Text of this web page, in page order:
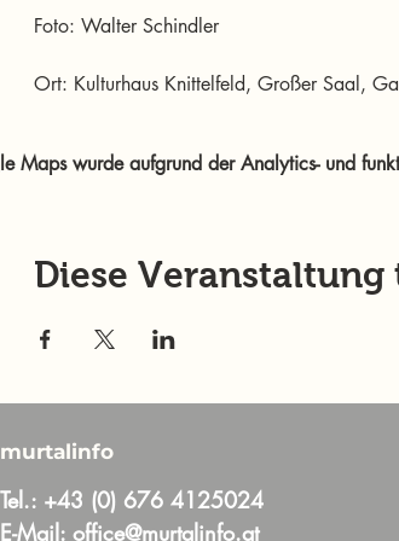
Foto: Walter Schindler
Ort: Kulturhaus Knittelfeld, Großer Saal,
Maps wurde aufgrund der Analytics- und
Diese Veranstaltung
murtalinfo
Tel.: +43 (0) 676 4125024
E-Mail: office@murtalinfo.at